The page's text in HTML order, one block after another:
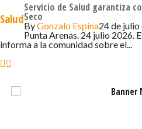
psicológica para promover la
habitantes de San Gregorio.
a fines de 2024, gracias a un
Municipalidad de San Gregorio
Salud
Servicio de Salud garantiza
Seco
ByGonzalo Espina24 de
Punta Arenas. 24 julio 2026.
informa a la comunidad sobre el...